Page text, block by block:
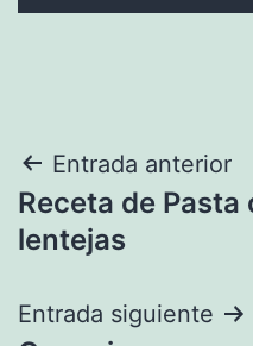
Navegación
de
Entrada anterior
Receta de
lentejas
Entrada siguiente